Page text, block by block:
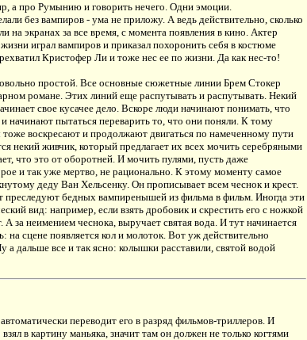
а про Румынию и говорить нечего. Одни эмоции.
без вампиров - ума не приложу. А ведь действительно, сколько
на экранах за все время, с момента появления в кино. Актер
играл вампиров и приказал похоронить себя в костюме
Кристофер Ли и тоже нес ее по жизни. Да как нес-то!
простой. Все основные сюжетные линии Брем Стокер
романе. Этих линий еще распутывать и распутывать. Некий
свое кусачее дело. Вскоре люди начинают понимать, что
начинают пытаться переварить то, что они поняли. К тому
воскресают и продолжают двигаться по намеченному пути
некий живчик, который предлагает их всех мочить серебряными
что это от оборотней. И мочить пулями, пусть даже
и так уже мертво, не рационально. К этому моменту самое
деду Ван Хельсенку. Он прописывает всем чеснок и крест.
преследуют бедных вампиренышей из фильма в фильм. Иногда эти
вид: например, если взять дробовик и скрестить его с ножкой
А за неимением чеснока, выручает святая вода. И тут начинается
на сцене появляется кол и молоток. Вот уж действительно
а дальше все и так ясно: колышки расставили, святой водой
переводит его в разряд фильмов-триллеров. И
в картину маньяка, значит там он должен не только когтями